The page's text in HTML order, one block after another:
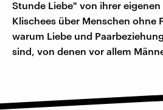
Stunde Liebe" von ihrer
Klischees über Menschen ohne
warum Liebe und
sind, von denen vor allem